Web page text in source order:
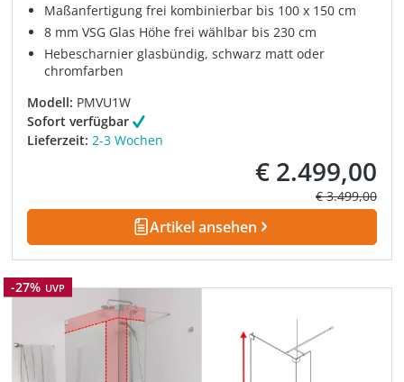
Maßanfertigung frei kombinierbar bis 100 x 150 cm
8 mm VSG Glas Höhe frei wählbar bis 230 cm
Hebescharnier glasbündig, schwarz matt oder
chromfarben
Modell: PMVU1W
Sofort verfügbar
Lieferzeit: 2-3 Wochen
Verkaufspreis:
€ 2.499,00
Regulärer
€ 3.499,00
Artikel ansehen
Rabatt
-27% UVP